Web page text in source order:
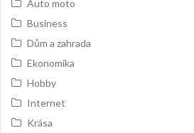
Auto moto
Business
Dům a zahrada
Ekonomika
Hobby
Internet
Krása